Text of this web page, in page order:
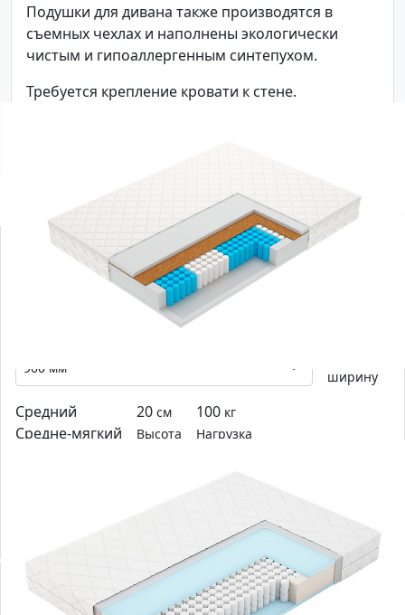
Подушки для дивана также производятся в
съемных чехлах и наполнены экологически
чистым и гипоаллергенным синтепухом.
Требуется крепление кровати к стене.
С этим товаром смотрят
-0%
ширину
Средний
Средне-мягкий
20 см
Высота
100 кг
Нагрузка
5-зональный матрас на независимых пружинах с
асимметричной комбинацией наполнителей.
Выбрать
-0%